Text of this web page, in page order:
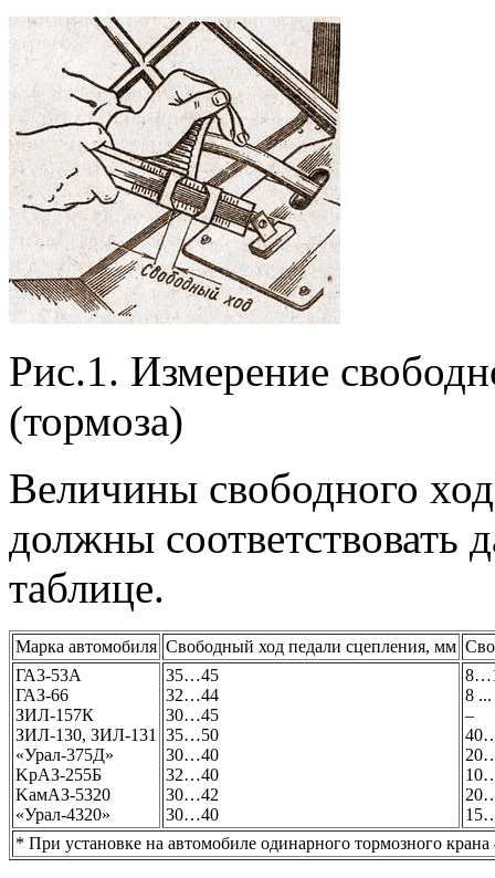
Рис.1. Измерение
(тормоза)
Величины свободного
должны соответствовать
таблице.
Марка автомобиля Свободный ход педали сцепления, мм
ГА3-53А
ГАЗ-66
ЗИЛ-157К
ЗИЛ-130, ЗИЛ-131
«Урал-375Д»
KpAЗ-255Б
KaмAЗ-5320
«Урал-4320»
35…45
32…44
30…45
35…50
30…40
32…40
30…42
30…40
8 ...
–
* При установке на автомобиле одинарного тормозного